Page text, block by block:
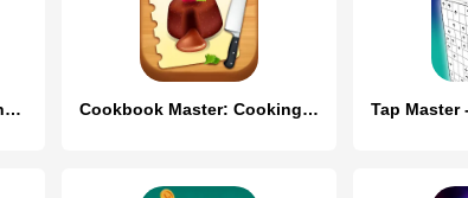
Makeup Repair,Color Mixing Kit Cookbook Master: Cooking Games